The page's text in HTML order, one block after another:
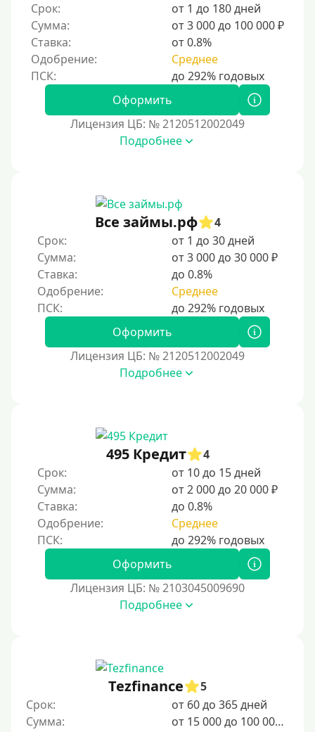
Срок:
от 1 до 180 дней
Сумма:
от 3 000 до 100 000 ₽
Ставка:
от 0.8%
Одобрение:
Среднее
Оформить
Лицензия ЦБ: № 2120512002049
Подробнее
Все займы.рф
4
Срок:
от 1 до 30 дней
Сумма:
от 3 000 до 30 000 ₽
Ставка:
до 0.8%
Одобрение:
Среднее
Оформить
Лицензия ЦБ: № 2120512002049
Подробнее
495 Кредит
4
Срок:
от 10 до 15 дней
Сумма:
от 2 000 до 20 000 ₽
Ставка:
до 0.8%
Одобрение:
Среднее
Оформить
Лицензия ЦБ: № 2103045009690
Подробнее
Tezfinance
5
Срок:
от 60 до 365 дней
Сумма:
от 15 000 до 100 000 ₽